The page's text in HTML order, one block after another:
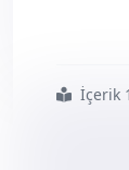
#van
#şubesi
#olağan
#genel
#kongresi
İçerik